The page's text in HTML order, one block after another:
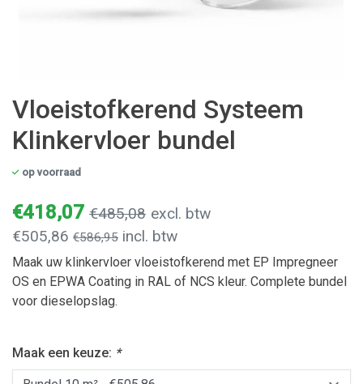
Vloeistofkerend Systeem
Klinkervloer bundel
op voorraad
€418,07 €485,08 excl. btw
€505,86 €586,95 incl. btw
Maak uw klinkervloer vloeistofkerend met EP Impregneer
OS en EPWA Coating in RAL of NCS kleur. Complete bundel
voor dieselopslag.
Maak een keuze: *